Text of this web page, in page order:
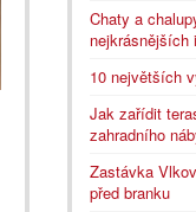
Chaty a
nejkrásnějších
10 největších
Jak zařídit
zahradního
Zastávka
před branku